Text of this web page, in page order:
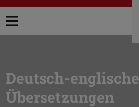
Menü öffnen
Deutsch-englische
Übersetzungen